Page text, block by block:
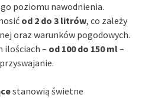
poziomu nawodnienia.
od 2 do 3 litrów, co zależy
oraz warunków pogodowych.
ilościach – od 100 do 150 ml–
stanowią świetne